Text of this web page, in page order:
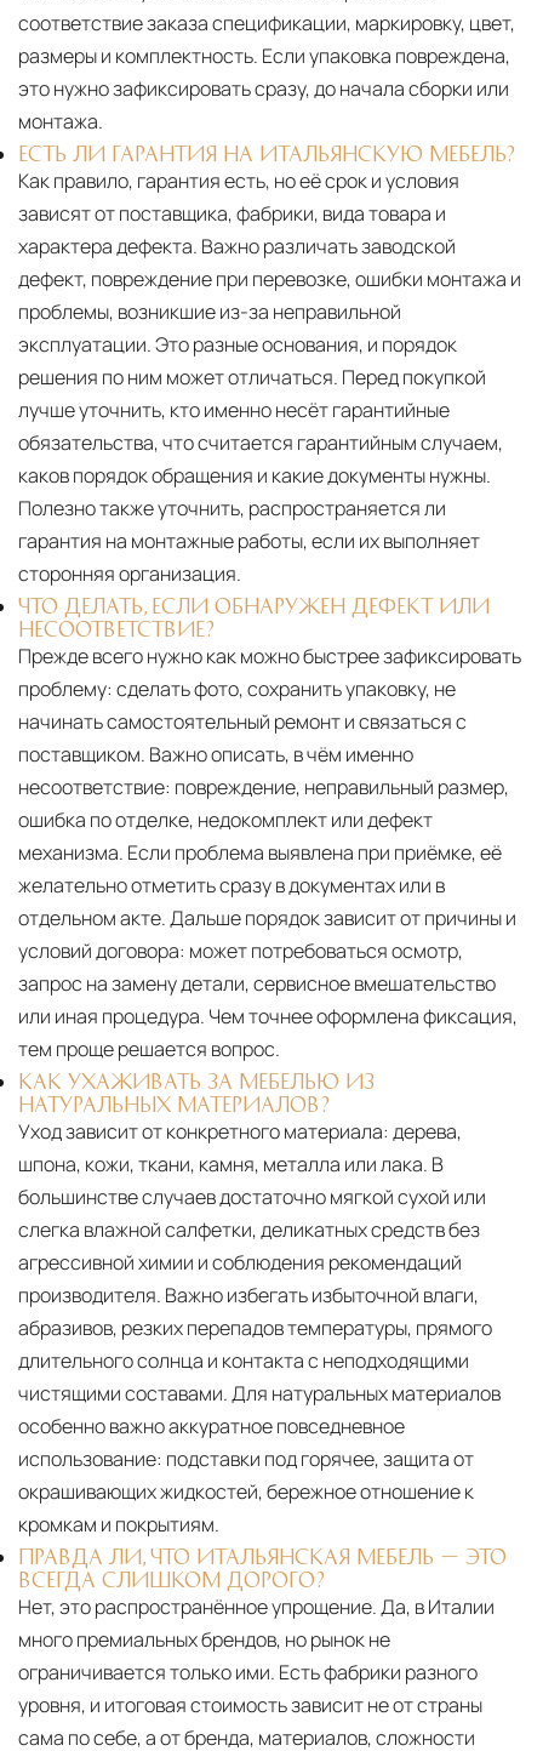
соответствие заказа спецификации, маркировку, цвет,
размеры и комплектность. Если упаковка повреждена,
это нужно зафиксировать сразу, до начала сборки или
монтажа.
ЕСТЬ ЛИ ГАРАНТИЯ НА ИТАЛЬЯНСКУЮ МЕБЕЛЬ?
Как правило, гарантия есть, но её срок и условия
зависят от поставщика, фабрики, вида товара и
характера дефекта. Важно различать заводской
дефект, повреждение при перевозке, ошибки монтажа и
проблемы, возникшие из-за неправильной
эксплуатации. Это разные основания, и порядок
решения по ним может отличаться. Перед покупкой
лучше уточнить, кто именно несёт гарантийные
обязательства, что считается гарантийным случаем,
каков порядок обращения и какие документы нужны.
Полезно также уточнить, распространяется ли
гарантия на монтажные работы, если их выполняет
сторонняя организация.
ЧТО ДЕЛАТЬ, ЕСЛИ ОБНАРУЖЕН ДЕФЕКТ ИЛИ
НЕСООТВЕТСТВИЕ?
Прежде всего нужно как можно быстрее зафиксировать
проблему: сделать фото, сохранить упаковку, не
начинать самостоятельный ремонт и связаться с
поставщиком. Важно описать, в чём именно
несоответствие: повреждение, неправильный размер,
ошибка по отделке, недокомплект или дефект
механизма. Если проблема выявлена при приёмке, её
желательно отметить сразу в документах или в
отдельном акте. Дальше порядок зависит от причины и
условий договора: может потребоваться осмотр,
запрос на замену детали, сервисное вмешательство
или иная процедура. Чем точнее оформлена фиксация,
тем проще решается вопрос.
КАК УХАЖИВАТЬ ЗА МЕБЕЛЬЮ ИЗ
НАТУРАЛЬНЫХ МАТЕРИАЛОВ?
Уход зависит от конкретного материала: дерева,
шпона, кожи, ткани, камня, металла или лака. В
большинстве случаев достаточно мягкой сухой или
слегка влажной салфетки, деликатных средств без
агрессивной химии и соблюдения рекомендаций
производителя. Важно избегать избыточной влаги,
абразивов, резких перепадов температуры, прямого
длительного солнца и контакта с неподходящими
чистящими составами. Для натуральных материалов
особенно важно аккуратное повседневное
использование: подставки под горячее, защита от
окрашивающих жидкостей, бережное отношение к
кромкам и покрытиям.
ПРАВДА ЛИ, ЧТО ИТАЛЬЯНСКАЯ МЕБЕЛЬ — ЭТО
ВСЕГДА СЛИШКОМ ДОРОГО?
Нет, это распространённое упрощение. Да, в Италии
много премиальных брендов, но рынок не
ограничивается только ими. Есть фабрики разного
уровня, и итоговая стоимость зависит не от страны
сама по себе, а от бренда, материалов, сложности